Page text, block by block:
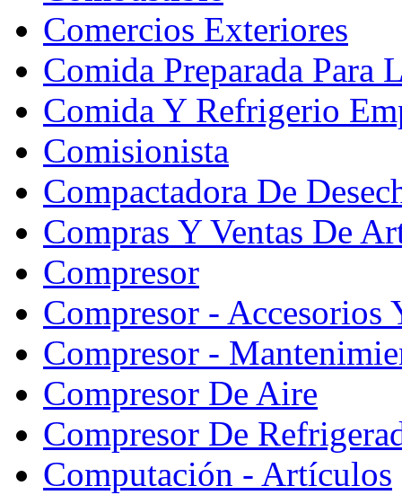
Comercios Exteriores
Comida Preparada Para
Comida Y Refrigerio
Comisionista
Compactadora De
Compras Y Ventas De
Compresor
Compresor - Accesorios
Compresor -
Compresor De Aire
Compresor De
Computación - Artículos